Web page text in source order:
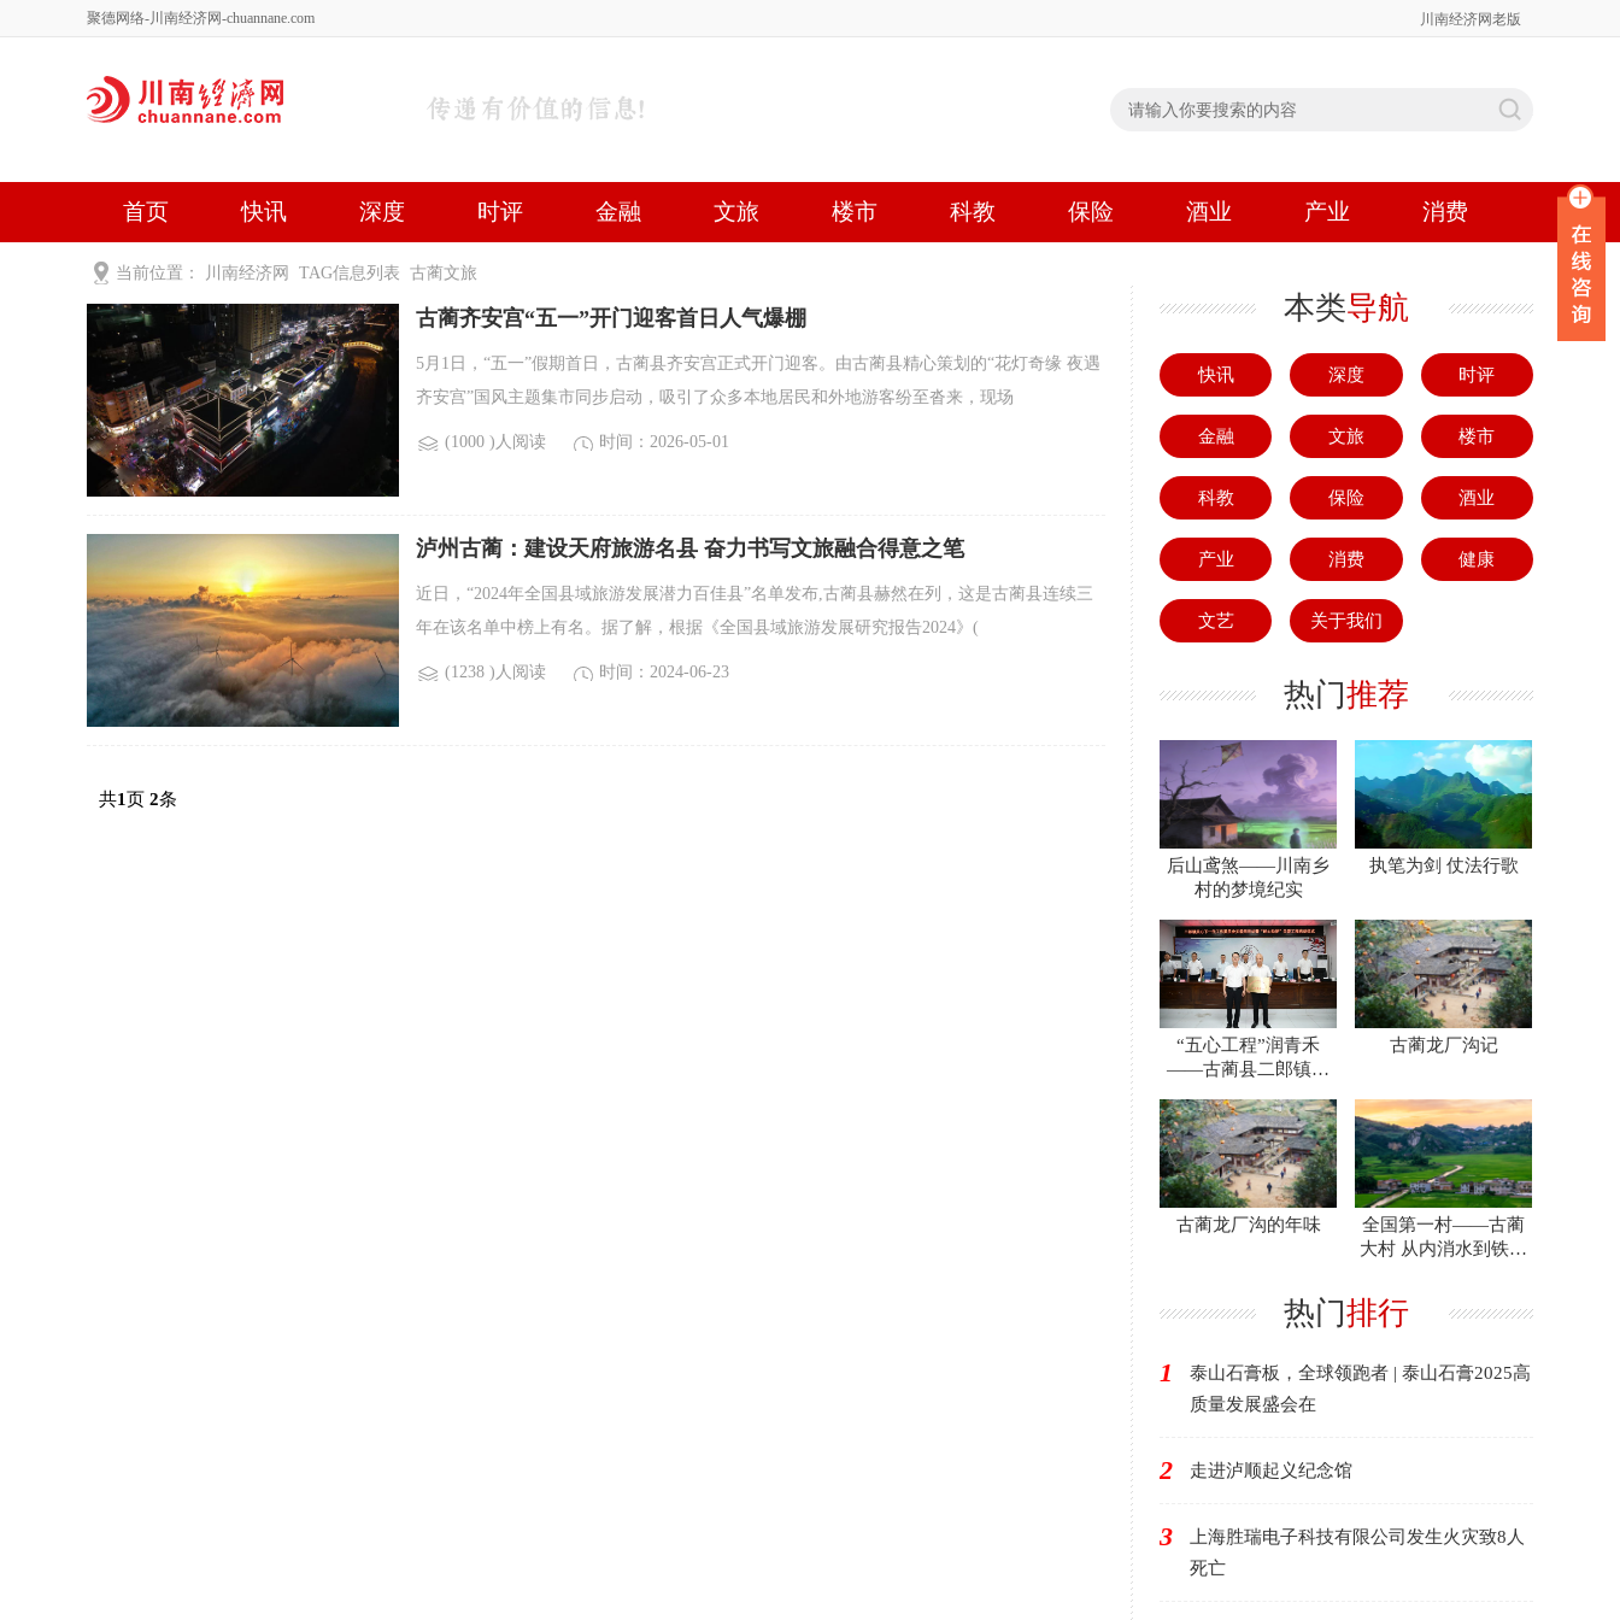
聚德网络-川南经济网-chuannane.com 川南经济网老版
首页 快讯 深度 时评 金融 文旅 楼市 科教 保险 酒业 产业 消费
健康 文艺 关于我们
当前位置： 川南经济网 TAG信息列表 古蔺文旅
古蔺齐安宫“五一”开门迎客首日人气爆棚
5月1日，“五一”假期首日，古蔺县齐安宫正式开门迎客。由古蔺县精心策划的“花灯奇缘 夜遇
齐安宫”国风主题集市同步启动，吸引了众多本地居民和外地游客纷至沓来，现场
(1000 )人阅读 时间：2026-05-01
泸州古蔺：建设天府旅游名县 奋力书写文旅融合得意之笔
近日，“2024年全国县域旅游发展潜力百佳县”名单发布,古蔺县赫然在列，这是古蔺县连续三
年在该名单中榜上有名。据了解，根据《全国县域旅游发展研究报告2024》(
(1238 )人阅读 时间：2024-06-23
共1页 2条
本类导航
快讯 深度 时评
金融 文旅 楼市
科教 保险 酒业
产业 消费 健康
文艺 关于我们
热门推荐
后山鸢煞——川南乡
村的梦境纪实
执笔为剑 仗法行歌
“五心工程”润青禾
——古蔺县二郎镇关
古蔺龙厂沟记
古蔺龙厂沟的年味
全国第一村——古蔺
大村 从内消水到铁路
热门排行
1
泰山石膏板，全球领跑者 | 泰山石膏2025高
质量发展盛会在
2 走进泸顺起义纪念馆
3
上海胜瑞电子科技有限公司发生火灾致8人
死亡